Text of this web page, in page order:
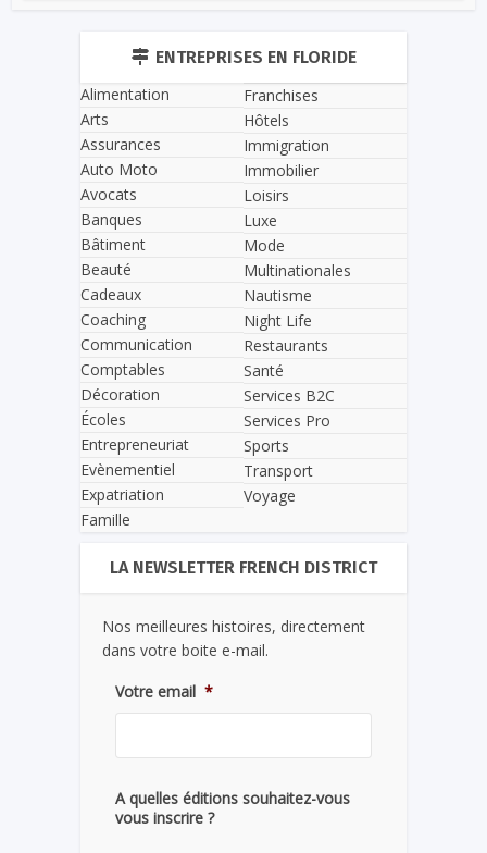
ENTREPRISES EN FLORIDE
Alimentation
Arts
Assurances
Auto Moto
Avocats
Banques
Bâtiment
Beauté
Cadeaux
Coaching
Communication
Comptables
Décoration
Écoles
Entrepreneuriat
Evènementiel
Expatriation
Famille
Franchises
Hôtels
Immigration
Immobilier
Loisirs
Luxe
Mode
Multinationales
Nautisme
Night Life
Restaurants
Santé
Services B2C
Services Pro
Sports
Transport
Voyage
LA NEWSLETTER FRENCH DISTRICT
Nos meilleures histoires, directement
dans votre boite e-mail.
Votre email *
A quelles éditions souhaitez-vous
vous inscrire ?